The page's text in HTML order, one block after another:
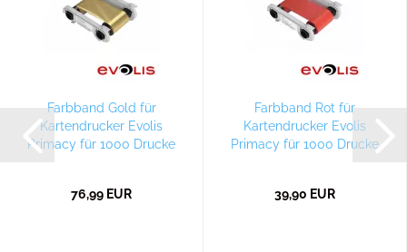
Farbband Gold für
Kartendrucker Evolis
Primacy für 1000 Drucke
76,99 EUR
Farbband Rot für
Kartendrucker Evolis
Primacy für 1000 Drucke
39,90 EUR